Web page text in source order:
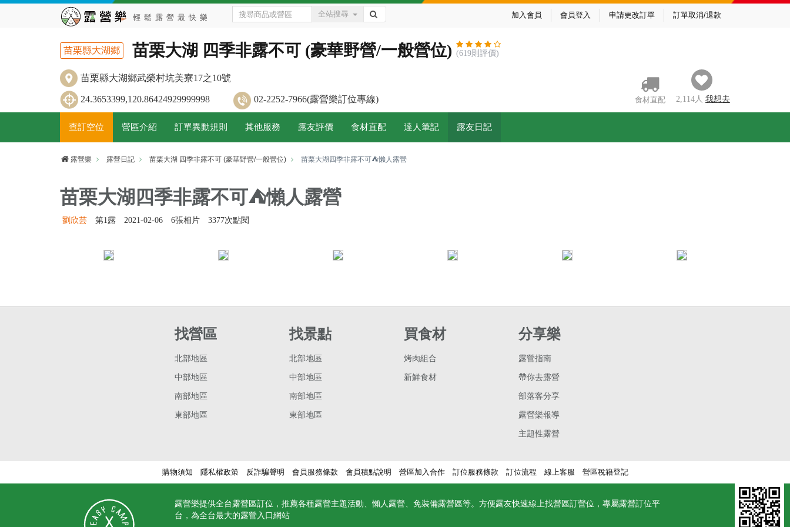
全站搜尋 加入會員 會員登入 申請更改訂單 訂單取消/退款
苗栗縣大湖鄉 苗栗大湖 四季非露不可 (豪華野營/一般營位) (619則評價)
苗栗縣大湖鄉武榮村坑美寮17之10號
24.3653399,120.86424929999998 02-2252-7966(露營樂訂位專線) 食材直配 2,114人 我想去
查訂空位 營區介紹 訂單異動規則 其他服務 露友評價 食材直配 達人筆記 露友日記
露營樂 露營日記 苗栗大湖 四季非露不可 (豪華野營/一般營位) 苗栗大湖四季非露不可⛺️懶人露營
苗栗大湖四季非露不可⛺️懶人露營
劉欣芸 第1露 2021-02-06 6張相片 3377次點閱
找營區
北部地區
中部地區
南部地區
東部地區
找景點
北部地區
中部地區
南部地區
東部地區
買食材
烤肉組合
新鮮食材
分享樂
露營指南
帶你去露營
部落客分享
露營樂報導
主題性露營
購物須知 隱私權政策 反詐騙聲明 會員服務條款 會員積點說明 營區加入合作 訂位服務條款 訂位流程 線上客服 營區稅籍登記
露營樂提供全台露營區訂位，推薦各種露營主題活動、懶人露營、免裝備露營區等。方便露友快速線上找營區訂營位，專屬露營訂位平
台，為全台最大的露營入口網站